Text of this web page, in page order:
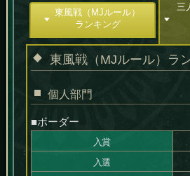
東風戦（MJルール）
ランキング
三
東風戦（MJルール）ラ
個人部門
■ボーダー
入賞
入選